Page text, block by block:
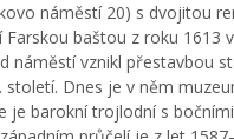
náměstí 20) s dvojitou
baštou z roku 1613
náměstí vznikl přestavbou
Dnes je v něm
je barokní trojlodní s